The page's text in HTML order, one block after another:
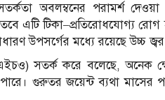
অবলম্বনের পরামর্শ
এটি টিকা–প্রতিরোধযোগ্য
উপসর্গের মধ্যে রয়েছে উচ্চ জ্বর
সতর্ক করে বলেছে,
গুরুতর জয়েন্ট ব্যথা